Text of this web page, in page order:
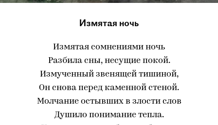
Измятая ночь
Измятая сомнениями ночь
Разбила сны, несущие покой.
Измученный звенящей тишиной,
Он снова перед каменной стеной.
Молчание остывших в злости слов
Душило понимание тепла.